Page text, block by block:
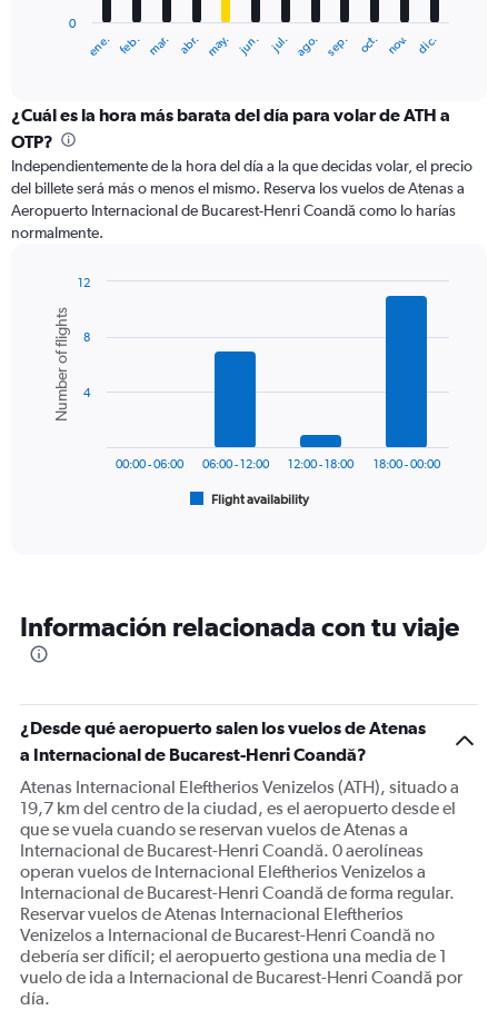
categories.
Range:
categories.
The
chart
has
axis
displaying
values.
Range:
ene. feb. mar. abr. may. jun. jul. ago. sep. oct. nov. dic.
0
¿Cuál es la hora más barata del día para volar de ATH a
OTP?
Independientemente de la hora del día a la que decidas volar, el precio
del billete será más o menos el mismo. Reserva los vuelos de Atenas a
Aeropuerto Internacional de Bucarest-Henri Coandă como lo harías
normalmente.
chart
with
bars.
The
categories.
The
Y
axis
displaying
Number
of
flights.
Range:
0
to
12.
Chart
graphic.
Number of flights
Flight availability
00:00 - 06:00 06:00 - 12:00 12:00 - 18:00 18:00 - 00:00
4
8
12
Información relacionada con tu viaje
¿Desde qué aeropuerto salen los vuelos de Atenas
a Internacional de Bucarest-Henri Coandă?
Atenas Internacional Eleftherios Venizelos (ATH), situado a
19,7 km del centro de la ciudad, es el aeropuerto desde el
que se vuela cuando se reservan vuelos de Atenas a
Internacional de Bucarest-Henri Coandă. 0 aerolíneas
operan vuelos de Internacional Eleftherios Venizelos a
Internacional de Bucarest-Henri Coandă de forma regular.
Reservar vuelos de Atenas Internacional Eleftherios
Venizelos a Internacional de Bucarest-Henri Coandă no
debería ser difícil; el aeropuerto gestiona una media de 1
vuelo de ida a Internacional de Bucarest-Henri Coandă por
día.